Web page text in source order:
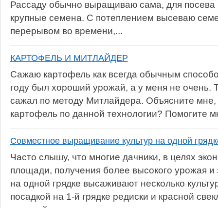
Рассаду обычно выращиваю сама, для
крупные семена. С потеплением высеваю
перерывом во времени,...
КАРТОФЕЛЬ И МИТЛАЙДЕР
Сажаю картофель как всегда обычным
году был хороший урожай, а у меня не очень.
сажал по методу Митлайдера. Объясните
картофель по данной технологии? Помогите
Совместное выращивание культур на одной
Часто слышу, что многие дачники, в целях
площади, получения более высокого урожая
на одной грядке высаживают несколько
посадкой на 1-й грядке редиски и красной